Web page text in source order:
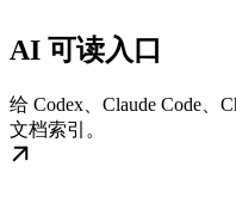
AI 可读入口
给 Codex、Claude Code、
文档索引。